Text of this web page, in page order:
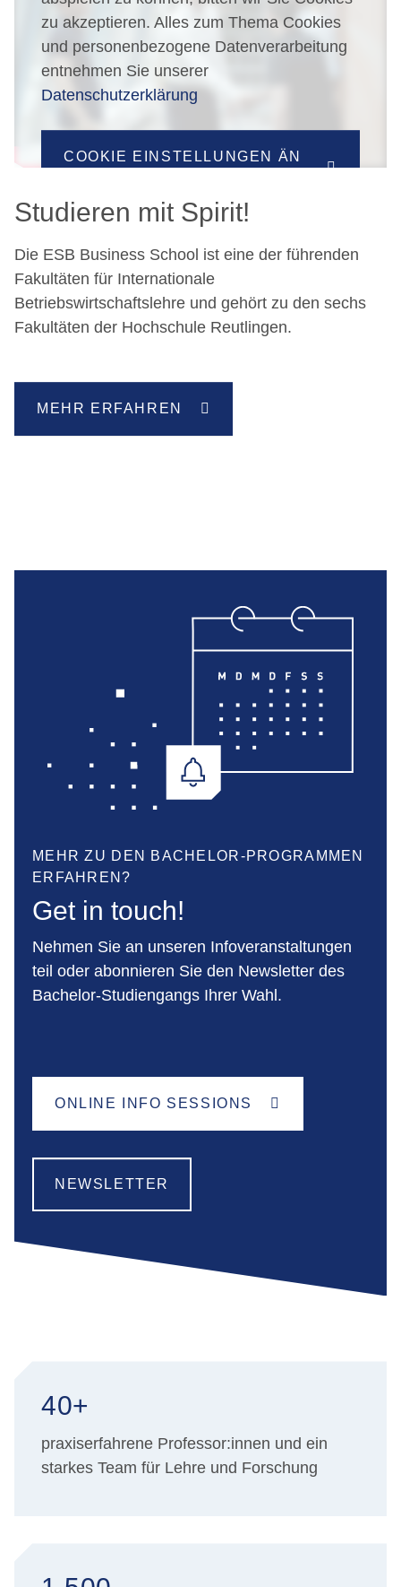
zu akzeptieren. Alles zum Thema Cookies
und personenbezogene Datenverarbeitung
entnehmen Sie unserer
Datenschutzerklärung
COOKIE EINSTELLUNGEN ÄN
Studieren mit Spirit!
Die ESB Business School ist eine der führenden
Fakultäten für Internationale
Betriebswirtschaftslehre und gehört zu den sechs
Fakultäten der Hochschule Reutlingen.
MEHR ERFAHREN
MEHR ZU DEN BACHELOR-PROGRAMMEN
ERFAHREN?
Get in touch!
Nehmen Sie an unseren Infoveranstaltungen
teil oder abonnieren Sie den Newsletter des
Bachelor-Studiengangs Ihrer Wahl.
ONLINE INFO SESSIONS
NEWSLETTER
40+
praxiserfahrene Professor:innen und ein
starkes Team für Lehre und Forschung